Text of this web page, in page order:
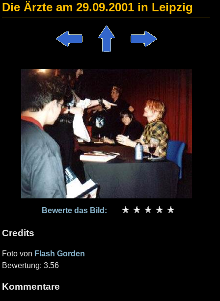
Die Ärzte am 29.09.2001 in Leipzig
Bewerte das Bild:
Credits
Foto von Flash Gorden
Bewertung: 3.56
Kommentare